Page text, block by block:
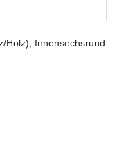
Holz), Innensechsrund